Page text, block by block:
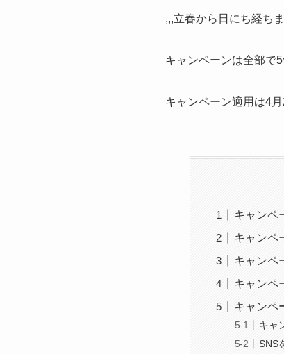
,,,立春から日にち経ち
キャンペーンは全部で5
キャンペーン適用は4月
キャンペ
キャンペ
キャンペ
キャンペ
キャンペ
キャ
SNS